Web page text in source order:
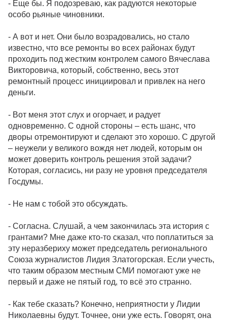
- Еще бы. Я подозреваю, как радуются некоторые
особо рьяные чиновники.
- А вот и нет. Они было возрадовались, но стало
известно, что все ремонты во всех районах будут
проходить под жестким контролем самого Вячеслава
Викторовича, который, собственно, весь этот
ремонтный процесс инициировал и привлек на него
деньги.
- Вот меня этот слух и огорчает, и радует
одновременно. С одной стороны – есть шанс, что
дворы отремонтируют и сделают это хорошо. С другой
– неужели у великого вождя нет людей, которым он
может доверить контроль решения этой задачи?
Которая, согласись, ни разу не уровня председателя
Госдумы.
- Не нам с тобой это обсуждать.
- Согласна. Слушай, а чем закончилась эта история с
грантами? Мне даже кто-то сказал, что поплатиться за
эту неразбериху может председатель регионального
Союза журналистов Лидия Златогорская. Если учесть,
что таким образом местным СМИ помогают уже не
первый и даже не пятый год, то всё это странно.
- Как тебе сказать? Конечно, неприятности у Лидии
Николаевны будут. Точнее, они уже есть. Говорят, она